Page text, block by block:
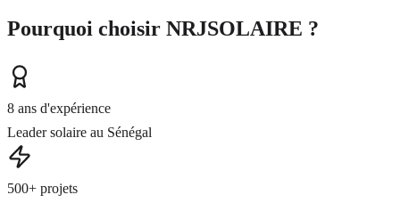
Pourquoi choisir NRJSOLAIRE ?
8 ans d'expérience
Leader solaire au Sénégal
500+ projets